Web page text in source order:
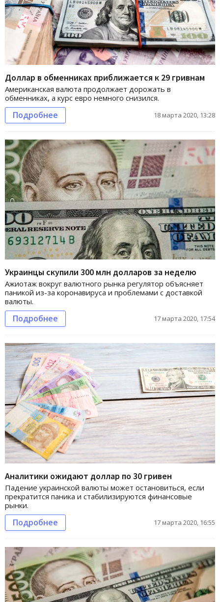
Доллар в обменниках приближается к 29 гривнам
Американская валюта продолжает дорожать в
обменниках, а курс евро немного снизился.
Подробнее 18 марта 2020, 13:28
Украинцы скупили 300 млн долларов за неделю
Ажиотаж вокруг валютного рынка регулятор объясняет
паникой из-за коронавируса и проблемами с доставкой
валюты.
Подробнее 17 марта 2020, 17:54
Аналитики ожидают доллар по 30 гривен
Падение украинской валюты может остановиться, если
прекратится паника и стабилизируются финансовые
рынки.
Подробнее 17 марта 2020, 16:55